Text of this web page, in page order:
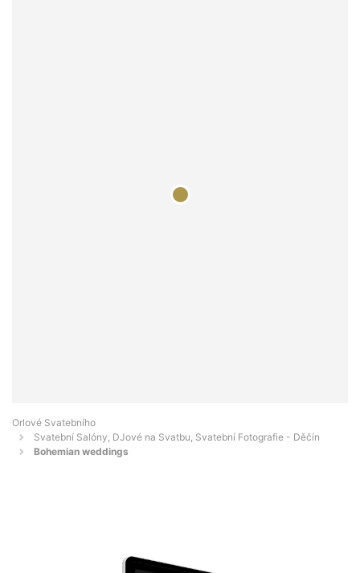
Orlové Svatebního
Svatební Salóny, DJové na Svatbu, Svatební Fotografie - Děčín
Bohemian weddings